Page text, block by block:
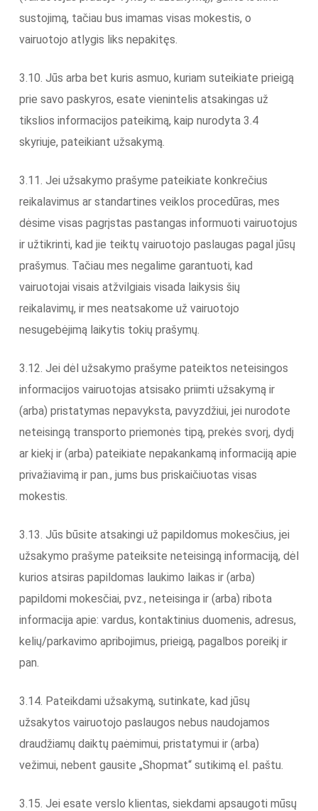
sustojimą, tačiau bus imamas visas mokestis, o
vairuotojo atlygis liks nepakitęs.
3.10. Jūs arba bet kuris asmuo, kuriam suteikiate prieigą
prie savo paskyros, esate vienintelis atsakingas už
tikslios informacijos pateikimą, kaip nurodyta 3.4
skyriuje, pateikiant užsakymą.
3.11. Jei užsakymo prašyme pateikiate konkrečius
reikalavimus ar standartines veiklos procedūras, mes
dėsime visas pagrįstas pastangas informuoti vairuotojus
ir užtikrinti, kad jie teiktų vairuotojo paslaugas pagal jūsų
prašymus. Tačiau mes negalime garantuoti, kad
vairuotojai visais atžvilgiais visada laikysis šių
reikalavimų, ir mes neatsakome už vairuotojo
nesugebėjimą laikytis tokių prašymų.
3.12. Jei dėl užsakymo prašyme pateiktos neteisingos
informacijos vairuotojas atsisako priimti užsakymą ir
(arba) pristatymas nepavyksta, pavyzdžiui, jei nurodote
neteisingą transporto priemonės tipą, prekės svorį, dydį
ar kiekį ir (arba) pateikiate nepakankamą informaciją apie
privažiavimą ir pan., jums bus priskaičiuotas visas
mokestis.
3.13. Jūs būsite atsakingi už papildomus mokesčius, jei
užsakymo prašyme pateiksite neteisingą informaciją, dėl
kurios atsiras papildomas laukimo laikas ir (arba)
papildomi mokesčiai, pvz., neteisinga ir (arba) ribota
informacija apie: vardus, kontaktinius duomenis, adresus,
kelių/parkavimo apribojimus, prieigą, pagalbos poreikį ir
pan.
3.14. Pateikdami užsakymą, sutinkate, kad jūsų
užsakytos vairuotojo paslaugos nebus naudojamos
draudžiamų daiktų paėmimui, pristatymui ir (arba)
vežimui, nebent gausite „Shopmat“ sutikimą el. paštu.
3.15. Jei esate verslo klientas, siekdami apsaugoti mūsų